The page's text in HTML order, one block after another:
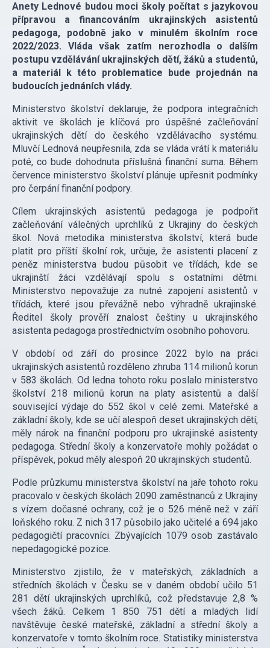
Anety Lednové budou moci školy počítat s jazykovou
přípravou a financováním ukrajinských asistentů
pedagoga, podobně jako v minulém školním roce
2022/2023. Vláda však zatím nerozhodla o dalším
postupu vzdělávání ukrajinských dětí, žáků a studentů,
a materiál k této problematice bude projednán na
budoucích jednáních vlády.
Ministerstvo školství deklaruje, že podpora integračních
aktivit ve školách je klíčová pro úspěšné začleňování
ukrajinských dětí do českého vzdělávacího systému.
Mluvčí Lednová neupřesnila, zda se vláda vrátí k materiálu
poté, co bude dohodnuta příslušná finanční suma. Během
července ministerstvo školství plánuje upřesnit podmínky
pro čerpání finanční podpory.
Cílem ukrajinských asistentů pedagoga je podpořit
začleňování válečných uprchlíků z Ukrajiny do českých
škol. Nová metodika ministerstva školství, která bude
platit pro příští školní rok, určuje, že asistenti placení z
peněz ministerstva budou působit ve třídách, kde se
ukrajinští žáci vzdělávají spolu s ostatními dětmi.
Ministerstvo nepovažuje za nutné zapojení asistentů v
třídách, které jsou převážně nebo výhradně ukrajinské.
Ředitel školy prověří znalost češtiny u ukrajinského
asistenta pedagoga prostřednictvím osobního pohovoru.
V období od září do prosince 2022 bylo na práci
ukrajinských asistentů rozděleno zhruba 114 milionů korun
v 583 školách. Od ledna tohoto roku poslalo ministerstvo
školství 218 milionů korun na platy asistentů a další
související výdaje do 552 škol v celé zemi. Mateřské a
základní školy, kde se učí alespoň deset ukrajinských dětí,
měly nárok na finanční podporu pro ukrajinské asistenty
pedagoga. Střední školy a konzervatoře mohly požádat o
příspěvek, pokud měly alespoň 20 ukrajinských studentů.
Podle průzkumu ministerstva školství na jaře tohoto roku
pracovalo v českých školách 2090 zaměstnanců z Ukrajiny
s vízem dočasné ochrany, což je o 526 méně než v září
loňského roku. Z nich 317 působilo jako učitelé a 694 jako
pedagogičtí pracovníci. Zbývajících 1079 osob zastávalo
nepedagogické pozice.
Ministerstvo zjistilo, že v mateřských, základních a
středních školách v Česku se v daném období učilo 51
281 dětí ukrajinských uprchlíků, což představuje 2,8 %
všech žáků. Celkem 1 850 751 dětí a mladých lidí
navštěvuje české mateřské, základní a střední školy a
konzervatoře v tomto školním roce. Statistiky ministerstva